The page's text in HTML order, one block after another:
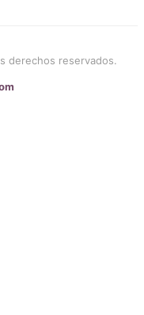
derechos reservados.